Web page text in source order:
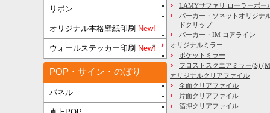
リボン
オリジナル本格壁紙印刷 New!
ウォールステッカー印刷 New!
POP・サイン・のぼり
パネル
LAMYサファリ ローラーボー
パーカー・ソネットオリジナ
ドクリップ
パーカー・IM コアライン
オリジナルミラー
ポケットミラー
フロストスクエアミラー(S)
オリジナルクリアファイル
全面クリアファイル
片面クリアファイル
箔押クリアファイル